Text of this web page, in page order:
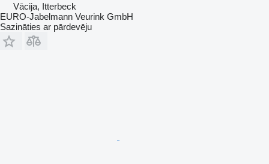
Vācija, Itterbeck
EURO-Jabelmann Veurink GmbH
Sazināties ar pārdevēju